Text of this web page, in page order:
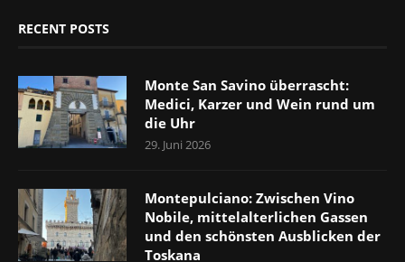
RECENT POSTS
Monte San Savino überrascht:
Medici, Karzer und Wein rund um
die Uhr
29. Juni 2026
Montepulciano: Zwischen Vino
Nobile, mittelalterlichen Gassen
und den schönsten Ausblicken der
Toskana